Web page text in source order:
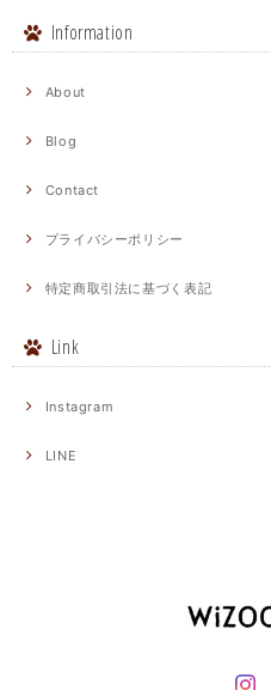
Information
About
Blog
Contact
プライバシーポリシー
特定商取引法に基づく表記
Link
Instagram
LINE